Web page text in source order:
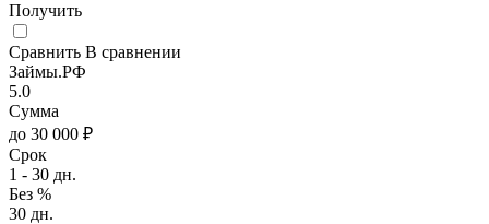
Получить
Сравнить В сравнении
Займы.РФ
5.0
Сумма
до 30 000 ₽
Срок
1 - 30 дн.
Без %
30 дн.